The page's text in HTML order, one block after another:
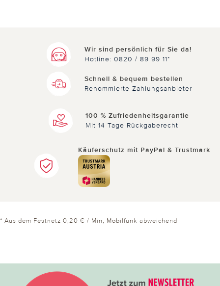
Wir sind persönlich für Sie da!
Hotline: 0820 / 89 99 11*
Schnell & bequem bestellen
Renommierte Zahlungsanbieter
100 % Zufriedenheitsgarantie
Mit 14 Tage Rückgaberecht
Käuferschutz mit PayPal & Trustmark
* Aus dem Festnetz 0,20 € / Min, Mobilfunk abweichend